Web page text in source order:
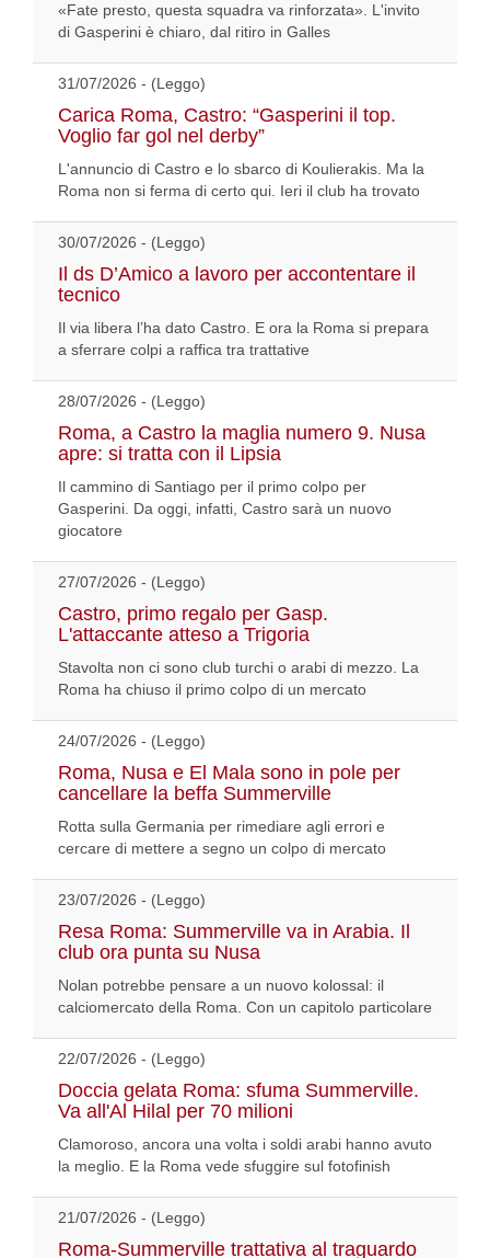
«Fate presto, questa squadra va rinforzata». L'invito
di Gasperini è chiaro, dal ritiro in Galles
31/07/2026 - (Leggo)
Carica Roma, Castro: “Gasperini il top.
Voglio far gol nel derby”
L'annuncio di Castro e lo sbarco di Koulierakis. Ma la
Roma non si ferma di certo qui. Ieri il club ha trovato
30/07/2026 - (Leggo)
Il ds D’Amico a lavoro per accontentare il
tecnico
Il via libera l’ha dato Castro. E ora la Roma si prepara
a sferrare colpi a raffica tra trattative
28/07/2026 - (Leggo)
Roma, a Castro la maglia numero 9. Nusa
apre: si tratta con il Lipsia
Il cammino di Santiago per il primo colpo per
Gasperini. Da oggi, infatti, Castro sarà un nuovo
giocatore
27/07/2026 - (Leggo)
Castro, primo regalo per Gasp.
L'attaccante atteso a Trigoria
Stavolta non ci sono club turchi o arabi di mezzo. La
Roma ha chiuso il primo colpo di un mercato
24/07/2026 - (Leggo)
Roma, Nusa e El Mala sono in pole per
cancellare la beffa Summerville
Rotta sulla Germania per rimediare agli errori e
cercare di mettere a segno un colpo di mercato
23/07/2026 - (Leggo)
Resa Roma: Summerville va in Arabia. Il
club ora punta su Nusa
Nolan potrebbe pensare a un nuovo kolossal: il
calciomercato della Roma. Con un capitolo particolare
22/07/2026 - (Leggo)
Doccia gelata Roma: sfuma Summerville.
Va all'Al Hilal per 70 milioni
Clamoroso, ancora una volta i soldi arabi hanno avuto
la meglio. E la Roma vede sfuggire sul fotofinish
21/07/2026 - (Leggo)
Roma-Summerville trattativa al traguardo